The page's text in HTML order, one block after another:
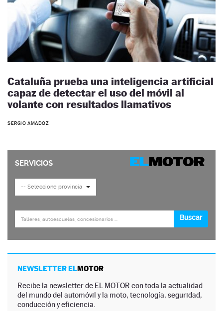
Cataluña prueba una inteligencia artificial
capaz de detectar el uso del móvil al
volante con resultados llamativos
SERGIO AMADOZ
NEWSLETTER ELMOTOR
Recibe la newsletter de EL MOTOR con toda la actualidad
del mundo del automóvil y la moto, tecnología, seguridad,
conducción y eficiencia.